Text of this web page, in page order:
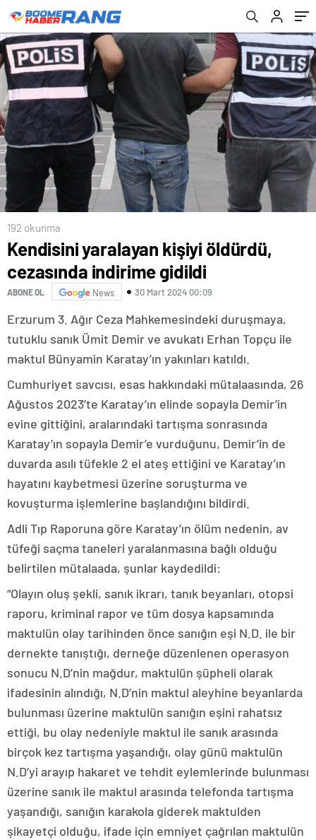
192 okunma
Kendisini yaralayan kişiyi öldürdü,
cezasında indirime gidildi
ABONE OL News 30 Mart 2024 00:09
Erzurum 3. Ağır Ceza Mahkemesindeki duruşmaya,
tutuklu sanık Ümit Demir ve avukatı Erhan Topçu ile
maktul Bünyamin Karatay’ın yakınları katıldı.
Cumhuriyet savcısı, esas hakkındaki mütalaasında, 26
Ağustos 2023’te Karatay’ın elinde sopayla Demir’in
evine gittiğini, aralarındaki tartışma sonrasında
Karatay’ın sopayla Demir’e vurduğunu, Demir’in de
duvarda asılı tüfekle 2 el ateş ettiğini ve Karatay’ın
hayatını kaybetmesi üzerine soruşturma ve
kovuşturma işlemlerine başlandığını bildirdi.
Adli Tıp Raporuna göre Karatay’ın ölüm nedenin, av
tüfeği saçma taneleri yaralanmasına bağlı olduğu
belirtilen mütalaada, şunlar kaydedildi:
“Olayın oluş şekli, sanık ikrarı, tanık beyanları, otopsi
raporu, kriminal rapor ve tüm dosya kapsamında
maktulün olay tarihinden önce sanığın eşi N.D. ile bir
dernekte tanıştığı, derneğe düzenlenen operasyon
sonucu N.D’nin mağdur, maktulün şüpheli olarak
ifadesinin alındığı, N.D’nin maktul aleyhine beyanlarda
bulunması üzerine maktulün sanığın eşini rahatsız
ettiği, bu olay nedeniyle maktul ile sanık arasında
birçok kez tartışma yaşandığı, olay günü maktulün
N.D’yi arayıp hakaret ve tehdit eylemlerinde bulunması
üzerine sanık ile maktul arasında telefonda tartışma
yaşandığı, sanığın karakola giderek maktulden
şikayetçi olduğu, ifade için emniyet çağrılan maktulün